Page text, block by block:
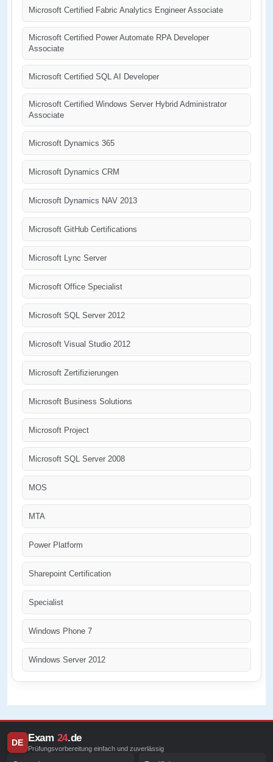
Microsoft Certified Fabric Analytics Engineer Associate
Microsoft Certified Power Automate RPA Developer
Associate
Microsoft Certified SQL AI Developer
Microsoft Certified Windows Server Hybrid Administrator
Associate
Microsoft Dynamics 365
Microsoft Dynamics CRM
Microsoft Dynamics NAV 2013
Microsoft GitHub Certifications
Microsoft Lync Server
Microsoft Office Specialist
Microsoft SQL Server 2012
Microsoft Visual Studio 2012
Microsoft Zertifizierungen
Microsoft Business Solutions
Microsoft Project
Microsoft SQL Server 2008
MOS
MTA
Power Platform
Sharepoint Certification
Specialist
Windows Phone 7
Windows Server 2012
DE Exam 24.de
Prüfungsvorbereitung einfach und zuverlässig